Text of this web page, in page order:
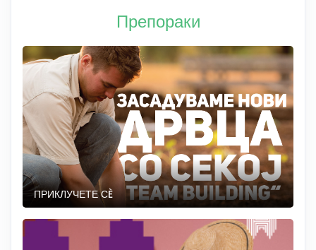
Препораки
ПРИКЛУЧЕТЕ СÈ